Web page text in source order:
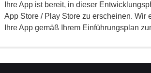
Ihre App ist bereit, in dieser
App Store / Play Store zu erscheinen. Wir
Ihre App gemäß Ihrem Einführungsplan